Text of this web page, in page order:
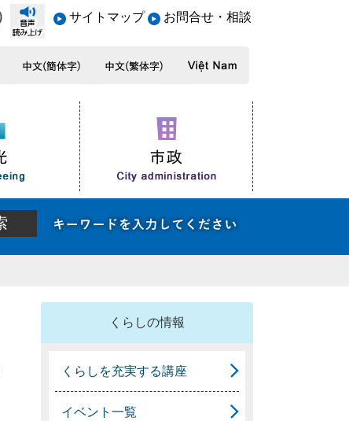
サイトマップ お問合せ・相談
くらしの情報
くらしを充実する講座
イベント一覧